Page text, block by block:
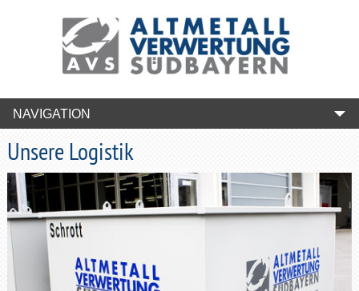
NAVIGATION
Unsere Logistik